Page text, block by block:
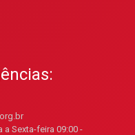
a Sexta-feira 09:00 -